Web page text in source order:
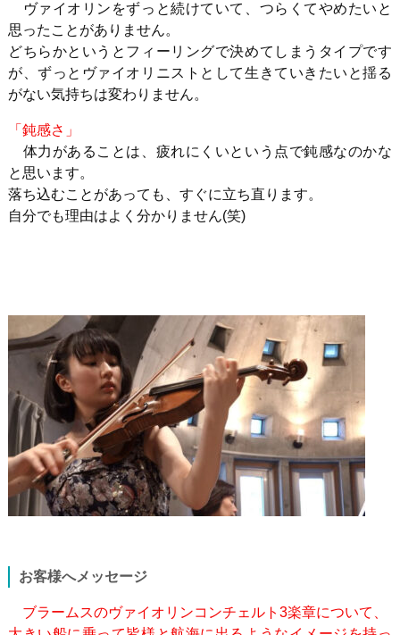
ヴァイオリンをずっと続けていて、つらくてやめたいと
思ったことがありません。
どちらかというとフィーリングで決めてしまうタイプです
が、ずっとヴァイオリニストとして生きていきたいと揺る
がない気持ちは変わりません。
「鈍感さ」
体力があることは、疲れにくいという点で鈍感なのかな
と思います。
落ち込むことがあっても、すぐに立ち直ります。
自分でも理由はよく分かりません(笑)
お客様へメッセージ
ブラームスのヴァイオリンコンチェルト3楽章について、